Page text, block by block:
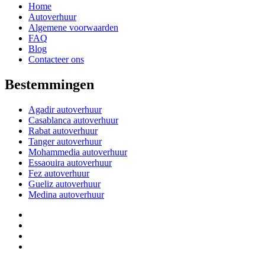
Home
Autoverhuur
Algemene voorwaarden
FAQ
Blog
Contacteer ons
Bestemmingen
Agadir autoverhuur
Casablanca autoverhuur
Rabat autoverhuur
Tanger autoverhuur
Mohammedia autoverhuur
Essaouira autoverhuur
Fez autoverhuur
Gueliz autoverhuur
Medina autoverhuur